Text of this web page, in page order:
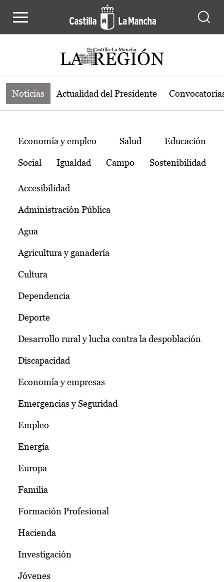
Noticias de la región de Castilla-La
Noticias Actualidad del Presidente
Temas
Economía y empleo Salud Educación
Social Igualdad Campo Sostenibilidad
Accesibilidad
Administración Pública
Agua
Agricultura y ganadería
Cultura
Dependencia
Deporte
Desarrollo rural y lucha contra la despoblación
Discapacidad
Economía y empresas
Emergencias y Seguridad
Empleo
Energía
Europa
Familia
Formación Profesional
Hacienda
Investigación
Jóvenes